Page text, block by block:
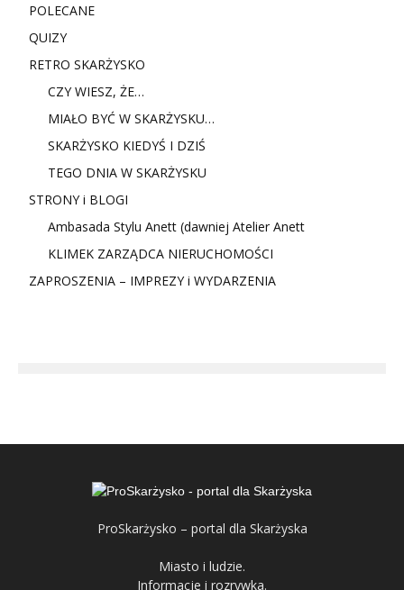
POLECANE
QUIZY
RETRO SKARŻYSKO
CZY WIESZ, ŻE…
MIAŁO BYĆ W SKARŻYSKU…
SKARŻYSKO KIEDYŚ I DZIŚ
TEGO DNIA W SKARŻYSKU
STRONY i BLOGI
Ambasada Stylu Anett (dawniej Atelier Anett
KLIMEK ZARZĄDCA NIERUCHOMOŚCI
ZAPROSZENIA – IMPREZY i WYDARZENIA
ProSkarżysko – portal dla Skarżyska
Miasto i ludzie.
Informacje i rozrywka.